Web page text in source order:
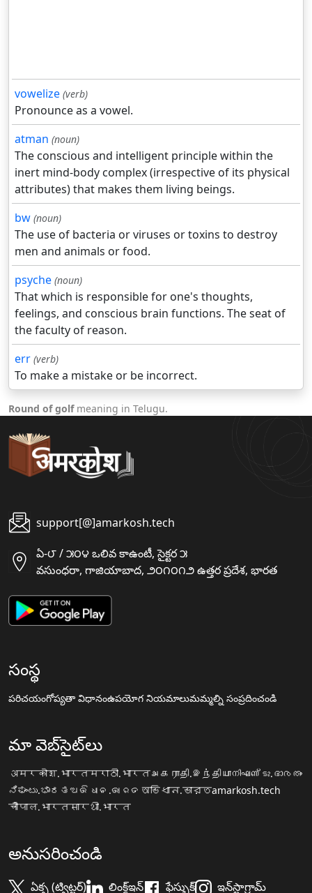
vowelize (verb)
Pronounce as a vowel.
atman (noun)
The conscious and intelligent principle within the
inert mind-body complex (irrespective of its physical
attributes) that makes them living beings.
bw (noun)
The use of bacteria or viruses or toxins to destroy
men and animals or food.
psyche (noun)
That which is responsible for one's thoughts,
feelings, and conscious brain functions. The seat of
the faculty of reason.
err (verb)
To make a mistake or be incorrect.
Round of golfmeaning in Telugu.
support[@]amarkosh.tech
ఏ-౮ / ౫౦౪ ఒలివ కాఉంటీ, సైక్టర ౫
వసుంధరా, గాజియాబాద, ౨౦౧౦౧౨ ఉత్తర ప్రదేశ, భారత
సంస్థ
పరిచయంగోప్యతా విధానంఉపయోగ నియమాలుమమ్మల్ని సంప్రదించండి
మా వెబ్‌సైట్‌లు
अमरकोश.भारतमराठी.भारतஅகராதி.இந்தியாനിഘണ്ടു.ഭാരതം
ನಿಘಂಟು.ಭಾರತ ଅଭିଧାନ.ଭାରତ অভিধান.ভারতamarkosh.tech
चौपाल.भारतसारथी.भारत
అనుసరించండి
ఏక్స (ట్విట్టర్) లింక్డ్ఇన్ ఫేస్బుక్ ఇన్‌స్టాగ్రామ్